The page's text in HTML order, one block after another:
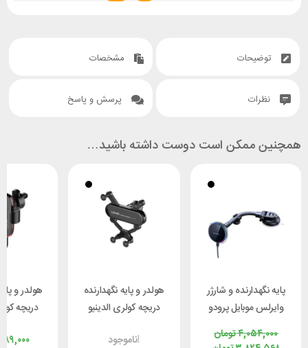
توضیحات مشخصات
نظرات پرسش و پاسخ
همچنین ممکن است دوست داشته باشید…
پایه نگهدارنده و شارژر
وایرلس موبایل پرودو
SCMCHD-BK
تومان۴,۰۵۴,۰۰۰
هولدر و پایه نگهدارنده
دریچه کولری الدینیو
ناموجود!
هولدر و
دریچه